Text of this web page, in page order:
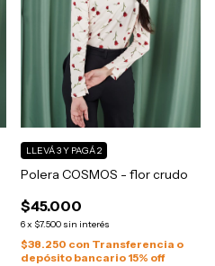
Polera COSMOS - flor crudo
$45.000
6x $7.500 sin interés
LLEVÁ 3 Y PAGÁ 2
$38.250 con Transferencia o
depósito bancario 15% off